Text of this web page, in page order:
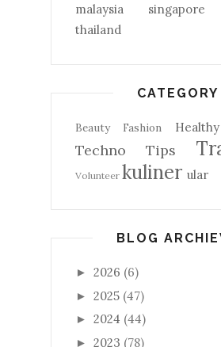
malaysia
singapore
thailand
CATEGORY
Beauty Fashion Healthy
Techno Tips
Volunteer kuliner ular
BLOG
► 2026 (6)
► 2025 (47)
► 2024 (44)
► 2023 (78)